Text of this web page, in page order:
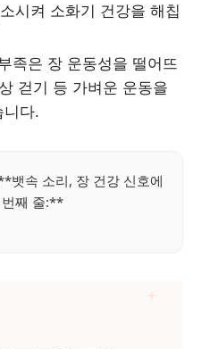
시켜 소화기 건강을 해칩
족은 장 운동성을 떨어뜨
걷기 등 가벼운 운동을
니다.
뱃속 소리, 장 건강 신호에
째 줄:**